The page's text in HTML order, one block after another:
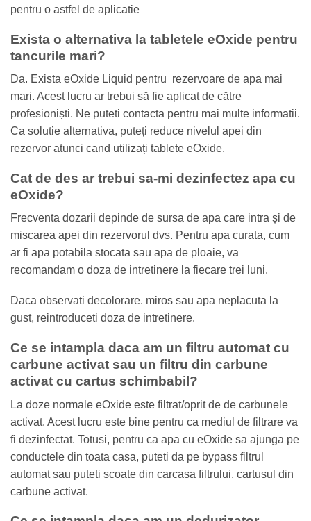
pentru o astfel de aplicatie
Exista o alternativa la tabletele eOxide pentru
tancurile mari?
Da. Exista eOxide Liquid pentru rezervoare de apa mai
mari. Acest lucru ar trebui să fie aplicat de către
profesioniști. Ne puteti contacta pentru mai multe informatii.
Ca solutie alternativa, puteți reduce nivelul apei din
rezervor atunci cand utilizați tablete eOxide.
Cat de des ar trebui sa-mi dezinfectez apa cu
eOxide?
Frecventa dozarii depinde de sursa de apa care intra și de
miscarea apei din rezervorul dvs. Pentru apa curata, cum
ar fi apa potabila stocata sau apa de ploaie, va
recomandam o doza de intretinere la fiecare trei luni.
Daca observati decolorare. miros sau apa neplacuta la
gust, reintroduceti doza de intretinere.
Ce se intampla daca am un filtru automat cu
carbune activat sau un filtru din carbune
activat cu cartus schimbabil?
La doze normale eOxide este filtrat/oprit de de carbunele
activat. Acest lucru este bine pentru ca mediul de filtrare va
fi dezinfectat. Totusi, pentru ca apa cu eOxide sa ajunga pe
conductele din toata casa, puteti da pe bypass filtrul
automat sau puteti scoate din carcasa filtrului, cartusul din
carbune activat.